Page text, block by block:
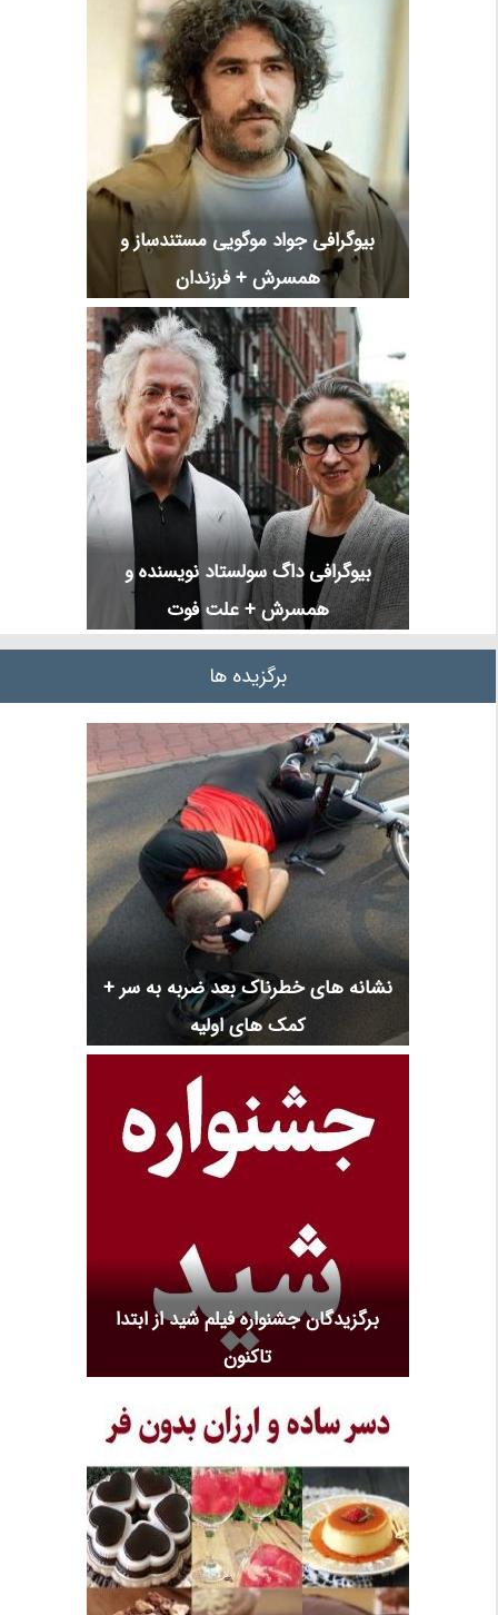
بیوگرافی جواد موگویی مستندساز و
همسرش + فرزندان
بیوگرافی داگ سولستاد نویسنده و
همسرش + علت فوت
برگزیده ها
نشانه های خطرناک بعد ضربه به سر +
کمک های اولیه
برگزیدگان جشنواره فیلم شید از ابتدا
تاکنون